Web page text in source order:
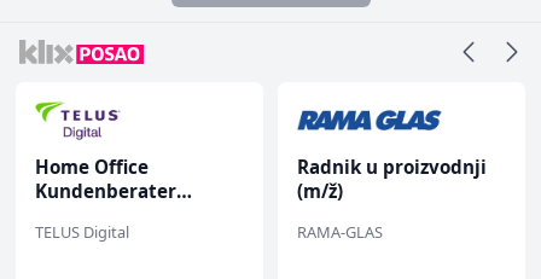
Home Office
Kundenberater
renommiertes
TELUS Digital
Radnik u proizvodnji
(m/ž)
RAMA-GLAS